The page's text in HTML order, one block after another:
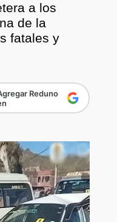
a los
de la
fatales y
Reduno